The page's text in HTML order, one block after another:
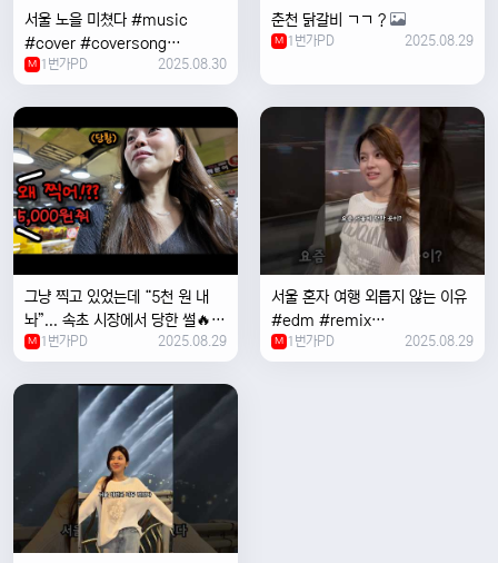
서울 노을 미쳤다 #music
#cover #coversong
#singer #서울 #노을 #한국 #
한강
M 1번가PD 2025.08.30
춘천 닭갈비 ㄱㄱ ?
M 1번가PD 2025.08.29
그냥 찍고 있었는데 “5천 원 내
놔”... 속초 시장에서 당한 썰🔥
M 1번가PD 2025.08.29
서울 혼자 여행 외릅지 않는 이유
#edm #remix
#electronicmusic #singer
#newmusic #music #여행
M 1번가PD 2025.08.29